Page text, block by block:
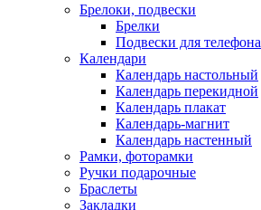
Брелоки, подвески
Брелки
Подвески для телефона
Календари
Календарь настольный
Календарь перекидной
Календарь плакат
Календарь-магнит
Календарь настенный
Рамки, фоторамки
Ручки подарочные
Браслеты
Закладки